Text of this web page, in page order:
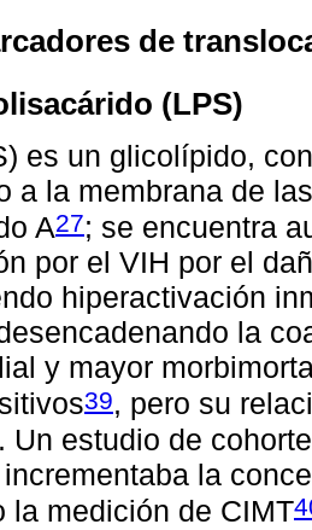
de
(LPS)
es un glicolípido,
a la membrana de
A27; se encuentra
por el VIH por el
hiperactivación
la
y mayor
39, pero su
Un estudio de
la
la medición de CIMT